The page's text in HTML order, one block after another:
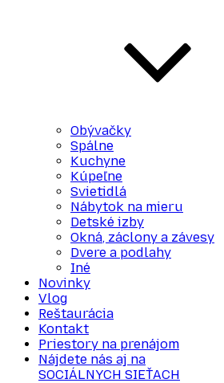
Obývačky
Spálne
Kuchyne
Kúpeľne
Svietidlá
Nábytok na mieru
Detské izby
Okná, záclony a závesy
Dvere a podlahy
Iné
Novinky
Vlog
Reštaurácia
Kontakt
Priestory na prenájom
Nájdete nás aj na
SOCIÁLNYCH SIEŤACH